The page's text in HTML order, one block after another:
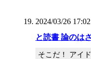
2024/03/26
と読書 論のは
そこだ！ アイ